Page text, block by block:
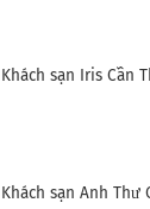
Khách sạn Iris Cần
Khách sạn Anh Thư